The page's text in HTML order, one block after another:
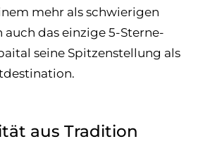
mehr als schwierigen
auch das einzige 5-Sterne-
seine Spitzenstellung als
aus Tradition